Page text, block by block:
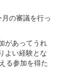
の審議を行っ
があってうれ
よい経験とな
る参加を得た